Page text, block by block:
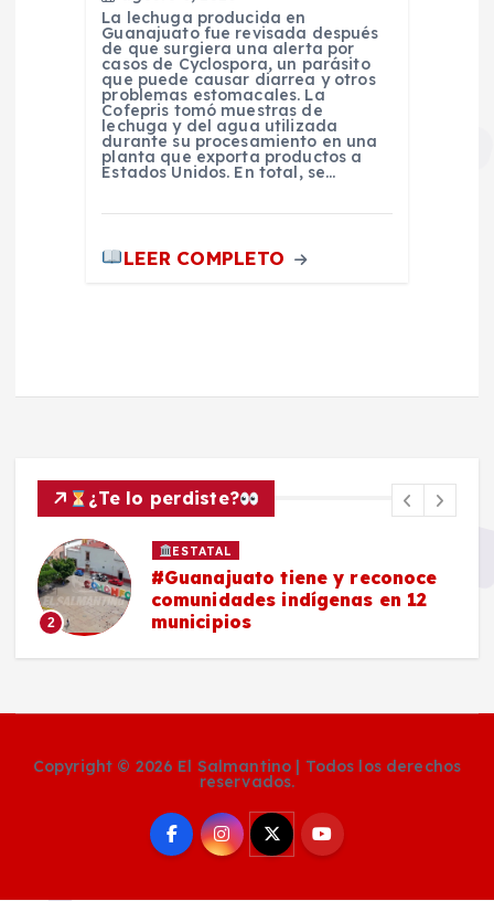
La lechuga producida en
Guanajuato fue revisada después
de que surgiera una alerta por
casos de Cyclospora, un parásito
que puede causar diarrea y otros
problemas estomacales. La
Cofepris tomó muestras de
lechuga y del agua utilizada
durante su procesamiento en una
planta que exporta productos a
Estados Unidos. En total, se…
LEER COMPLETO
¿Te lo perdiste?
2
ESTATAL
#Guanajuato tiene y reconoce
comunidades indígenas en 12
municipios
Copyright © 2026 El Salmantino | Todos los derechos
reservados.